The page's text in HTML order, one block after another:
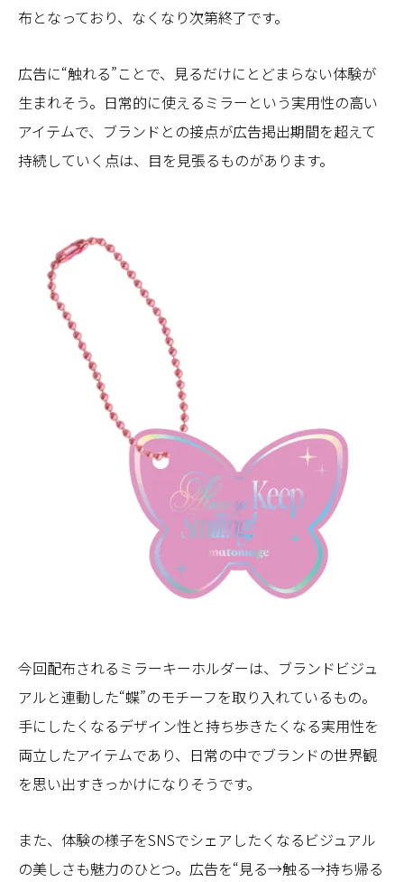
布となっており、なくなり次第終了です。
広告に“触れる”ことで、見るだけにとどまらない体験が
生まれそう。日常的に使えるミラーという実用性の高い
アイテムで、ブランドとの接点が広告掲出期間を超えて
持続していく点は、目を見張るものがあります。
今回配布されるミラーキーホルダーは、ブランドビジュ
アルと連動した“蝶”のモチーフを取り入れているもの。
手にしたくなるデザイン性と持ち歩きたくなる実用性を
両立したアイテムであり、日常の中でブランドの世界観
を思い出すきっかけになりそうです。
また、体験の様子をSNSでシェアしたくなるビジュアル
の美しさも魅力のひとつ。広告を“見る→触る→持ち帰る